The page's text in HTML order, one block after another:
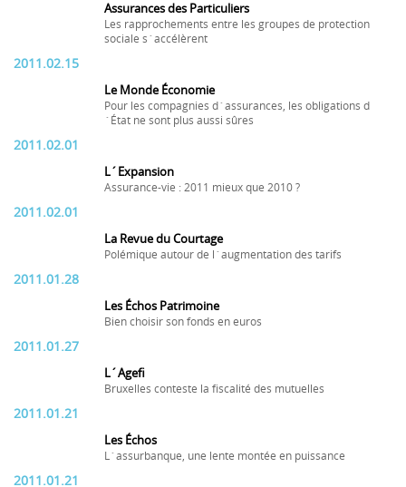
Assurances des Particuliers
Les rapprochements entre les groupes de protection
sociale s´accélèrent
2011.02.15
Le Monde Économie
Pour les compagnies d´assurances, les obligations d
´État ne sont plus aussi sûres
2011.02.01
L´Expansion
Assurance-vie : 2011 mieux que 2010 ?
2011.02.01
La Revue du Courtage
Polémique autour de l´augmentation des tarifs
2011.01.28
Les Échos Patrimoine
Bien choisir son fonds en euros
2011.01.27
L´Agefi
Bruxelles conteste la fiscalité des mutuelles
2011.01.21
Les Échos
L´assurbanque, une lente montée en puissance
2011.01.21